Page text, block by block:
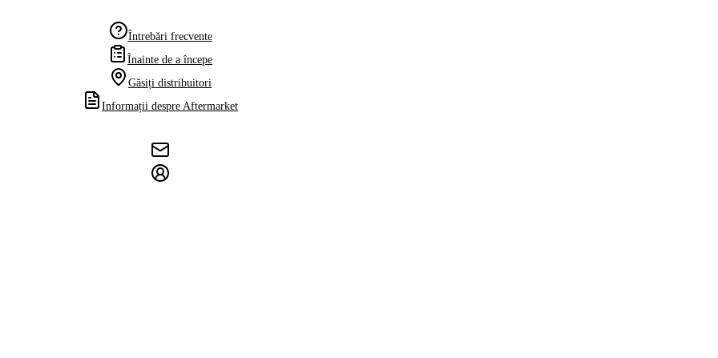
Întrebări frecvente
Înainte de a începe
Găsiți distribuitori
Informații despre Aftermarket